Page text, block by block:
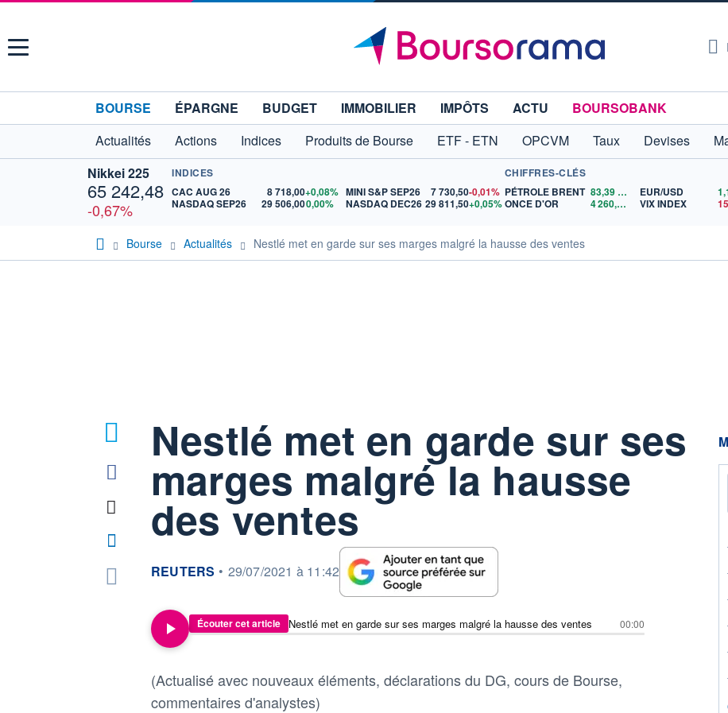
Menu
BOURSE ÉPARGNE BUDGET IMMOBILIER IMPÔTS ACTU
BOURSOBANK
Actualités
Actions Indices Produits de Bourse ETF - ETN OPCVM Taux Devises
Nikkei 225
65 242,48
-0,67%
INDICES
CAC AUG 26
8 718,00+0,08%
NASDAQ SEP26
29 506,000,00%
MINI S&P SEP26 7 730,50-0,01%
NASDAQ DEC26 29 811,50+0,05%
CHIFFRES-CLÉS
PÉTROLE BRENT 83,39
ONCE D'OR
4 260,58 $US
EUR/USD
VIX INDEX
Bourse Actualités Nestlé met en garde sur ses marges malgré la hausse des ventes
Nestlé met en garde sur ses
marges malgré la hausse
des ventes
information fournie par
REUTERS • 29/07/2021 à 11:42
Écouter cet article Nestlé met en garde sur ses marges malgré la hausse des ventes 00:00
(Actualisé avec nouveaux éléments, déclarations du DG, cours de Bourse,
commentaires d'analystes)